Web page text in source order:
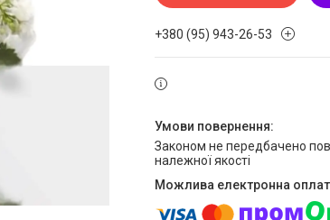
+380 (95) 943-26-53
Законом не передбачено повернення та обмін даного товару
належної якості